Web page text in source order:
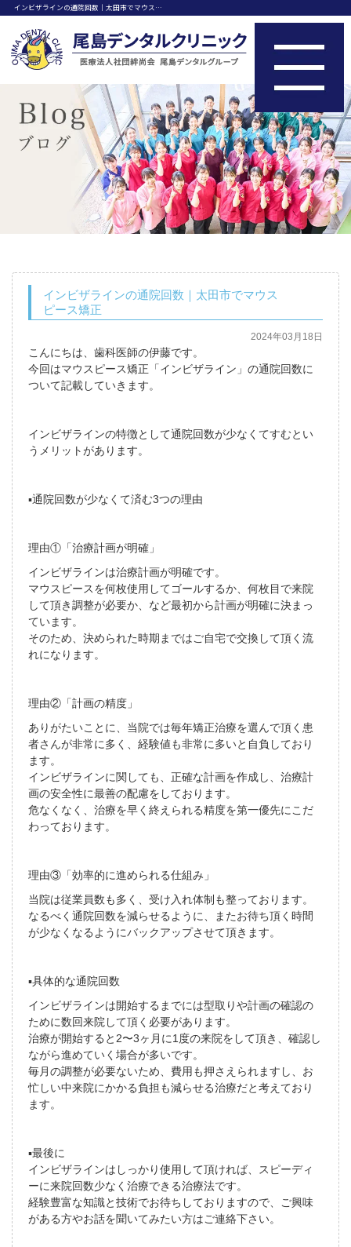
インビザラインの通院回数｜太田市でマウス…
インビザラインの通院回数｜太田市でマウス
ピース矯正
2024年03月18日
こんにちは、歯科医師の伊藤です。
今回はマウスピース矯正「インビザライン」の通院回数に
ついて記載していきます。
インビザラインの特徴として通院回数が少なくてすむとい
うメリットがあります。
▪️通院回数が少なくて済む3つの理由
理由①「治療計画が明確」
インビザラインは治療計画が明確です。
マウスピースを何枚使用してゴールするか、何枚目で来院
して頂き調整が必要か、など最初から計画が明確に決まっ
ています。
そのため、決められた時期まではご自宅で交換して頂く流
れになります。
理由②「計画の精度」
ありがたいことに、当院では毎年矯正治療を選んで頂く患
者さんが非常に多く、経験値も非常に多いと自負しており
ます。
インビザラインに関しても、正確な計画を作成し、治療計
画の安全性に最善の配慮をしております。
危なくなく、治療を早く終えられる精度を第一優先にこだ
わっております。
理由③「効率的に進められる仕組み」
当院は従業員数も多く、受け入れ体制も整っております。
なるべく通院回数を減らせるように、またお待ち頂く時間
が少なくなるようにバックアップさせて頂きます。
▪️具体的な通院回数
インビザラインは開始するまでには型取りや計画の確認の
ために数回来院して頂く必要があります。
治療が開始すると2〜3ヶ月に1度の来院をして頂き、確認し
ながら進めていく場合が多いです。
毎月の調整が必要ないため、費用も押さえられますし、お
忙しい中来院にかかる負担も減らせる治療だと考えており
ます。
▪️最後に
インビザラインはしっかり使用して頂ければ、スピーディ
ーに来院回数少なく治療できる治療法です。
経験豊富な知識と技術でお待ちしておりますので、ご興味
がある方やお話を聞いてみたい方はご連絡下さい。